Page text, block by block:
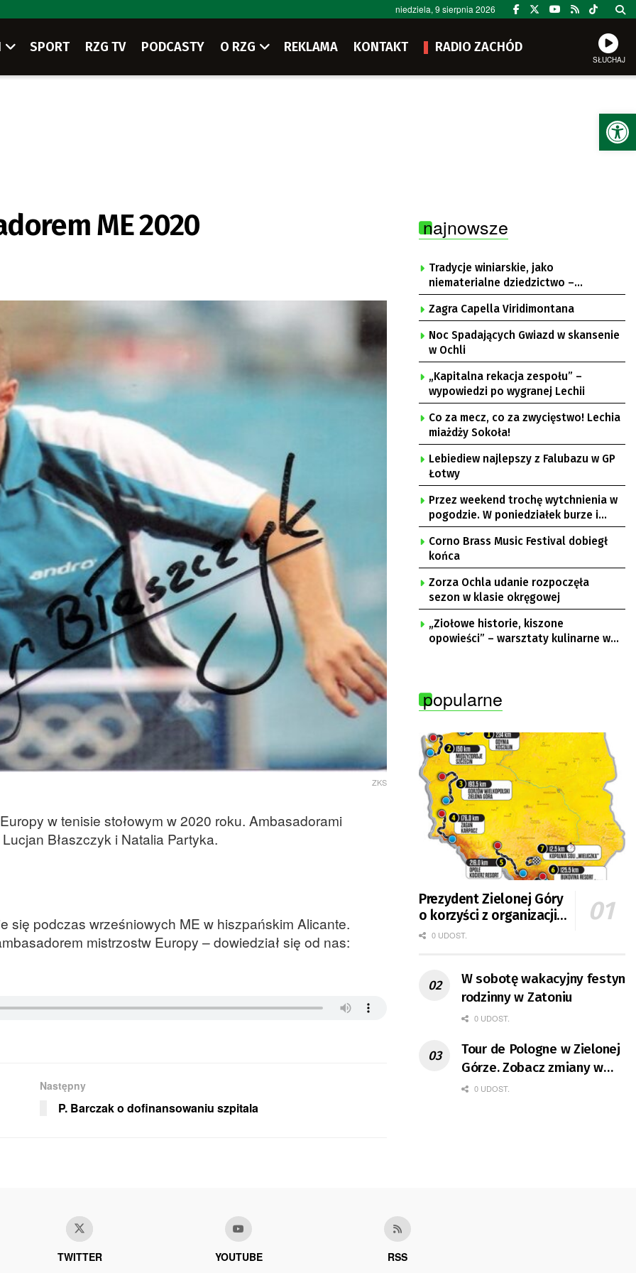
niedziela, 9 sierpnia 2026
SPORT RZG TV PODCASTY O RZG REKLAMA KONTAKT RADIO ZACHÓD
SŁUCHAJ
ME 2020
ZKS
w tenisie stołowym w 2020 roku. Ambasadorami
Błaszczyk i Natalia Partyka.
się podczas wrześniowych ME w hiszpańskim Alicante.
mistrzostw Europy – dowiedział się od nas:
Następny
P. Barczak o dofinansowaniu szpitala
najnowsze
Tradycje winiarskie, jako
niematerialne dziedzictwo –
konsultacje i projekt
Zagra Capella Viridimontana
Noc Spadających Gwiazd w skansenie
w Ochli
„Kapitalna rekacja zespołu” –
wypowiedzi po wygranej Lechii
Co za mecz, co za zwycięstwo! Lechia
miażdży Sokoła!
Lebiediew najlepszy z Falubazu w GP
Łotwy
Przez weekend trochę wytchnienia w
pogodzie. W poniedziałek burze i
upał
Corno Brass Music Festival dobiegł
końca
Zorza Ochla udanie rozpoczęła
sezon w klasie okręgowej
„Ziołowe historie, kiszone
opowieści” – warsztaty kulinarne w
popularne
Prezydent Zielonej Góry
o korzyści z organizacji
mety Tour de Pologne
0 UDOST.
W sobotę wakacyjny festyn
rodzinny w Zatoniu
0 UDOST.
Tour de Pologne w Zielonej
Górze. Zobacz zmiany w
organizacji ruchu
0 UDOST.
TWITTER YOUTUBE RSS